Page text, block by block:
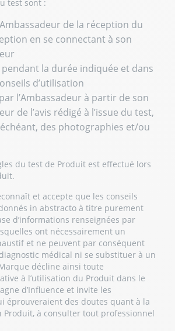
test sont :
de la réception du
en se connectant à son
la durée indiquée et dans
d’utilisation
l’Ambassadeur à partir de son
de l’avis rédigé à l’issue du test,
des photographies et/ou
du test de Produit est effectué lors
et accepte que les conseils
in abstracto à titre purement
d’informations renseignées par
ont nécessairement un
et ne peuvent par conséquent
médical ni se substituer à un
décline ainsi toute
à l’utilisation du Produit dans le
d’Influence et invite les
éprouveraient des doutes quant à la
Produit, à consulter tout professionnel